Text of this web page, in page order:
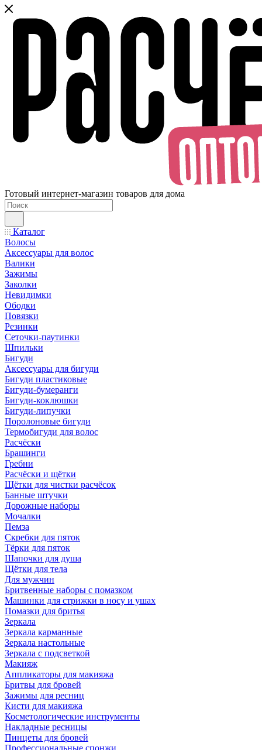
Готовый интернет-магазин товаров для дома
Каталог
Волосы
Аксессуары для волос
Валики
Зажимы
Заколки
Невидимки
Ободки
Повязки
Резинки
Сеточки-паутинки
Шпильки
Бигуди
Аксессуары для бигуди
Бигуди пластиковые
Бигуди-бумеранги
Бигуди-коклюшки
Бигуди-липучки
Поролоновые бигуди
Термобигуди для волос
Расчёски
Брашинги
Гребни
Расчёски и щётки
Щётки для чистки расчёсок
Банные штучки
Дорожные наборы
Мочалки
Пемза
Скребки для пяток
Тёрки для пяток
Шапочки для душа
Щётки для тела
Для мужчин
Бритвенные наборы с помазком
Машинки для стрижки в носу и ушах
Помазки для бритья
Зеркала
Зеркала карманные
Зеркала настольные
Зеркала с подсветкой
Макияж
Аппликаторы для макияжа
Бритвы для бровей
Зажимы для ресниц
Кисти для макияжа
Косметологические инструменты
Накладные ресницы
Пинцеты для бровей
Профессиональные спонжи